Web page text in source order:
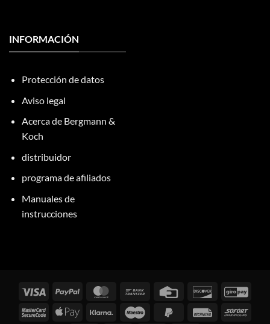
INFORMACIÓN
Protección de datos
Aviso legal
Acerca de Bergmann &
Koch
distribuidor
programa de afiliados
Manuales de
instrucciones
Visados PayPal MasterCardTransferencia
Tarjeta
crédito
Descubrir
MasterCardApple
Klarna Maestro
PayPal
Factura